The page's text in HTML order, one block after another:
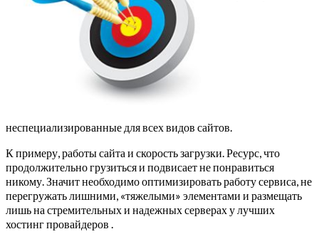
неспециализированные для всех видов сайтов.
К примеру, работы сайта и скорость загрузки. Ресурс, что
продолжительно грузиться и подвисает не понравиться
никому. Значит необходимо оптимизировать работу сервиса, не
перегружать лишними, «тяжелыми» элементами и размещать
лишь на стремительных и надежных серверах у лучших
хостинг провайдеров .